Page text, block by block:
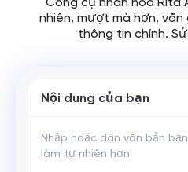
nhiên, mượt mà hơn,
thông tin chính.
Nội dung của bạn